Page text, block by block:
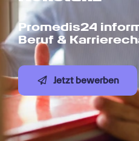
Promedis24
Beruf &
Jetzt bewerben